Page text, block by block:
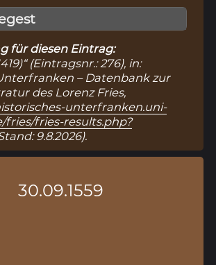
für diesen Eintrag:
(Eintragsnr.: 276), in:
– Datenbank zur
des Lorenz Fries,
unterfranken.uni-
fries/fries-results.php?
9.8.2026).
30.09.1559